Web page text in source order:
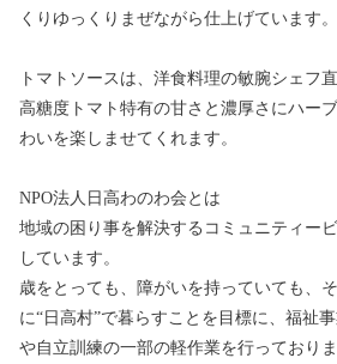
くりゆっくりまぜながら仕上げています。
トマトソースは、洋食料理の敏腕シェフ
高糖度トマト特有の甘さと濃厚さにハー
わいを楽しませてくれます。
NPO法人日高わのわ会とは
地域の困り事を解決するコミュニティー
しています。
歳をとっても、障がいを持っていても、
に“日高村”で暮らすことを目標に、福祉
や自立訓練の一部の軽作業を行っておりま